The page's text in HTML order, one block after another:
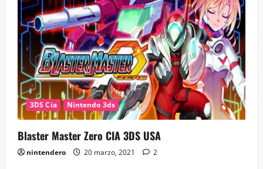
3DS Cia Nintendo 3ds
Blaster Master Zero CIA 3DS USA
nintendero 20 marzo, 2021 2